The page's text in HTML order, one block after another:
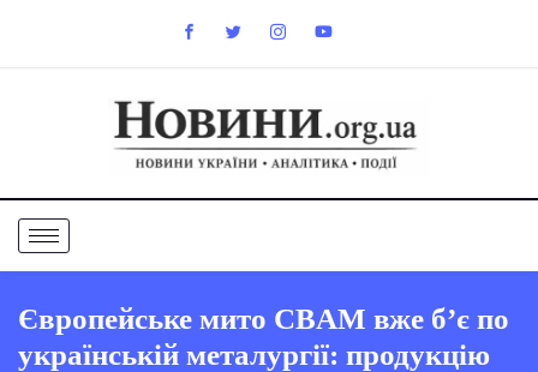
Європейське мито CBAM вже б’є по
українській металургії: продукцію